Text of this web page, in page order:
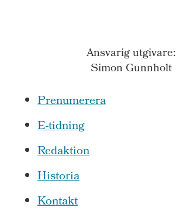
Ansvarig utgivare:
Simon Gunnholt
Prenumerera
E-tidning
Redaktion
Historia
Kontakt